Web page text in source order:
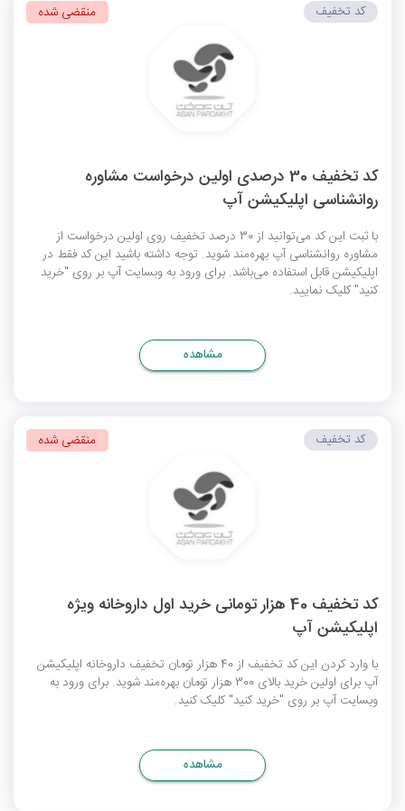
کد تخفیف 30 درصدی اولین درخواست مشاوره
روانشناسی اپلیکیشن آپ
با ثبت این کد می‌توانید از 30 درصد تخفیف روی اولین درخواست از
مشاوره روانشناسی آپ بهره‌مند شوید. توجه داشته باشید این کد فقط در
اپلیکیشن قابل استفاده می‌باشد. برای ورود به وبسایت آپ بر روی "خرید
کنید" کلیک نمایید.
کد تخفیف منقضی شده
مشاهده
کد تخفیف 40 هزار تومانی خرید اول داروخانه ویژه
اپلیکیشن آپ
با وارد کردن این کد تخفیف از 40 هزار تومان
تخفیف داروخانه اپلیکیشن
آپ
برای اولین خرید بالای 300 هزار تومان بهره‌مند شوید. برای ورود به
وبسایت آپ بر روی "خرید کنید" کلیک کنید.
کد تخفیف منقضی شده
مشاهده